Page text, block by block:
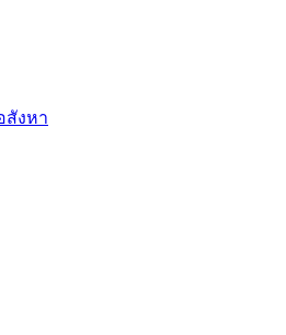
งหา